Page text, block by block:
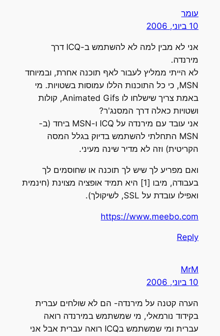
עומר
10 ביוני, 2006
אני לא מבין למה לא להשתמש ב-ICQ דרך
מירנדה.
לא הייתי ממליץ לעבור לאף תוכנה אחרת, ובמיוחד
MSN, כי כל התוכנות הללו עמוסות בשטויות. מי
באמת צריך שישלחו לו Animated Gifs, קולות
ושטויות כאלה דרך המסנג'ר?
אני עובד עם מירנדה על ICQ ו-MSN ביחד (ב-
MSN התחלתי להשתמש בדיוק בגלל המסה
הקריטית) וזה לא מדיר שינה מעיני.
ואם מפריע לך שיש לך תוכנה או שחוסמים לך
בעבודה, מיבו [1] היא תמיד אופציה מצוינת (חינמית
ואפילו עובדת על SSL, לשיקולך).
https://www.meebo.com
Reply
MrM
10 ביוני, 2006
הערה קטנה על מירנדה- הם לא שולחים עברית
בקידוד נורמאלי, מי שמשתמש במירנדה רואה
עברית ומי שמשתמש בICQ רואה עברית אבל אני